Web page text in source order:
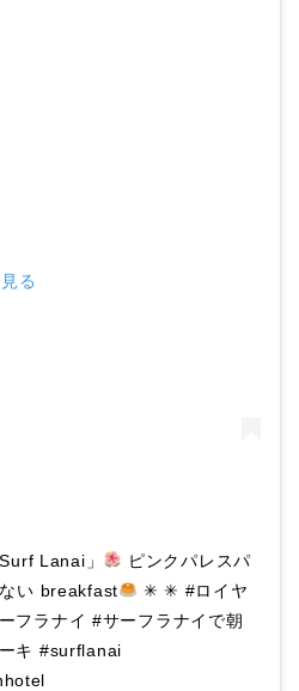
る
Lanai」
ピンクパレスパ
い breakfast
✳︎ ✳︎ #ロイヤ
フラナイ #サーフラナイで朝
キ #surflanai